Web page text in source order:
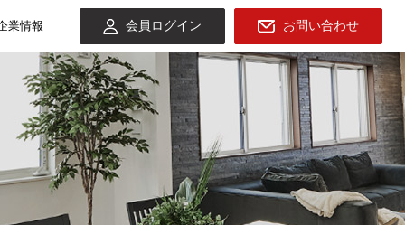
業情報 会員ログイン お問い合わせ